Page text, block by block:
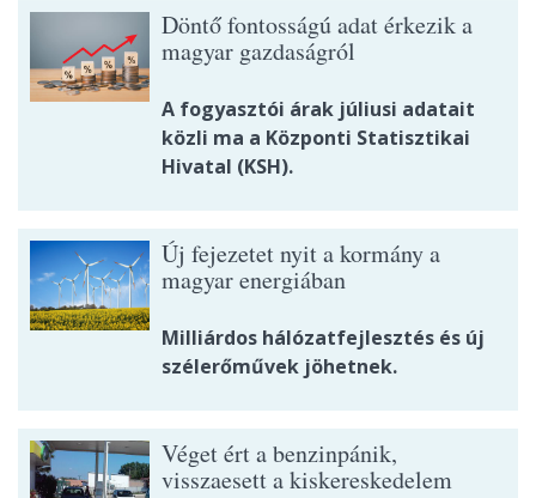
Döntő fontosságú adat érkezik a
magyar gazdaságról
A fogyasztói árak júliusi adatait
közli ma a Központi Statisztikai
Hivatal (KSH).
Új fejezetet nyit a kormány a
magyar energiában
Milliárdos hálózatfejlesztés és új
szélerőművek jöhetnek.
Véget ért a benzinpánik,
visszaesett a kiskereskedelem